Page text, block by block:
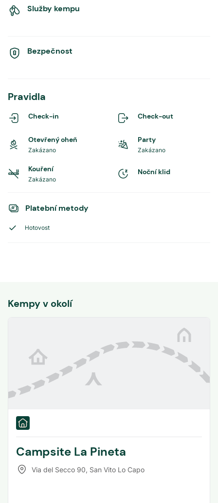
Služby kempu
Bezpečnost
Pravidla
Check-in Check-out
Otevřený oheň
Zakázano
Party
Zakázano
Kouření
Zakázano
Noční klid
Platební metody
Hotovost
Kempy v okolí
Campsite La Pineta
Via del Secco 90, San Vito Lo Capo